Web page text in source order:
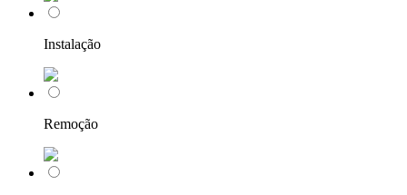
Instalação
Remoção